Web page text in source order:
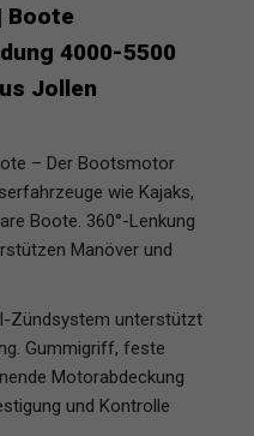
Boote
4000-5500
Jollen
– Der Bootsmotor
wie Kajaks,
Boote. 360°-Lenkung
Manöver und
Zündsystem unterstützt
Gummigriff, feste
Motorabdeckung
und Kontrolle